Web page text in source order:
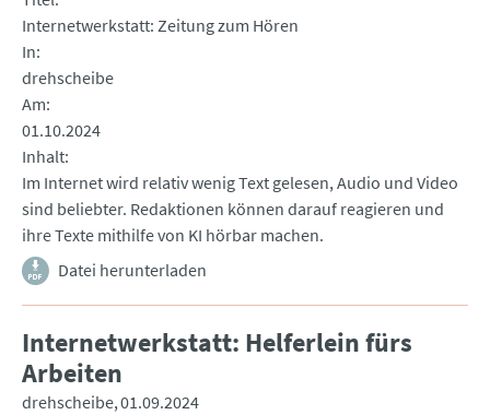
Internetwerkstatt: Zeitung zum Hören
In
drehscheibe
Am
01.10.2024
Inhalt
Im Internet wird relativ wenig Text gelesen, Audio und Video
sind beliebter. Redaktionen können darauf reagieren und
ihre Texte mithilfe von KI hörbar machen.
Datei herunterladen
Internetwerkstatt: Helferlein fürs
Arbeiten
drehscheibe 01.09.2024